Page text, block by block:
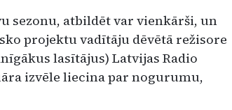
sezonu, atbildēt var vienkārši, un
projektu vadītāju dēvētā režisore
lasītājus) Latvijas Radio
izvēle liecina par nogurumu,